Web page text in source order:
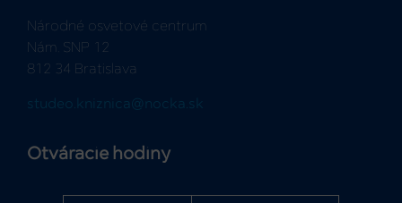
Národné osvetové centrum
Nám. SNP 12
812 34 Bratislava
studeo.kniznica@nocka.sk
Otváracie hodiny